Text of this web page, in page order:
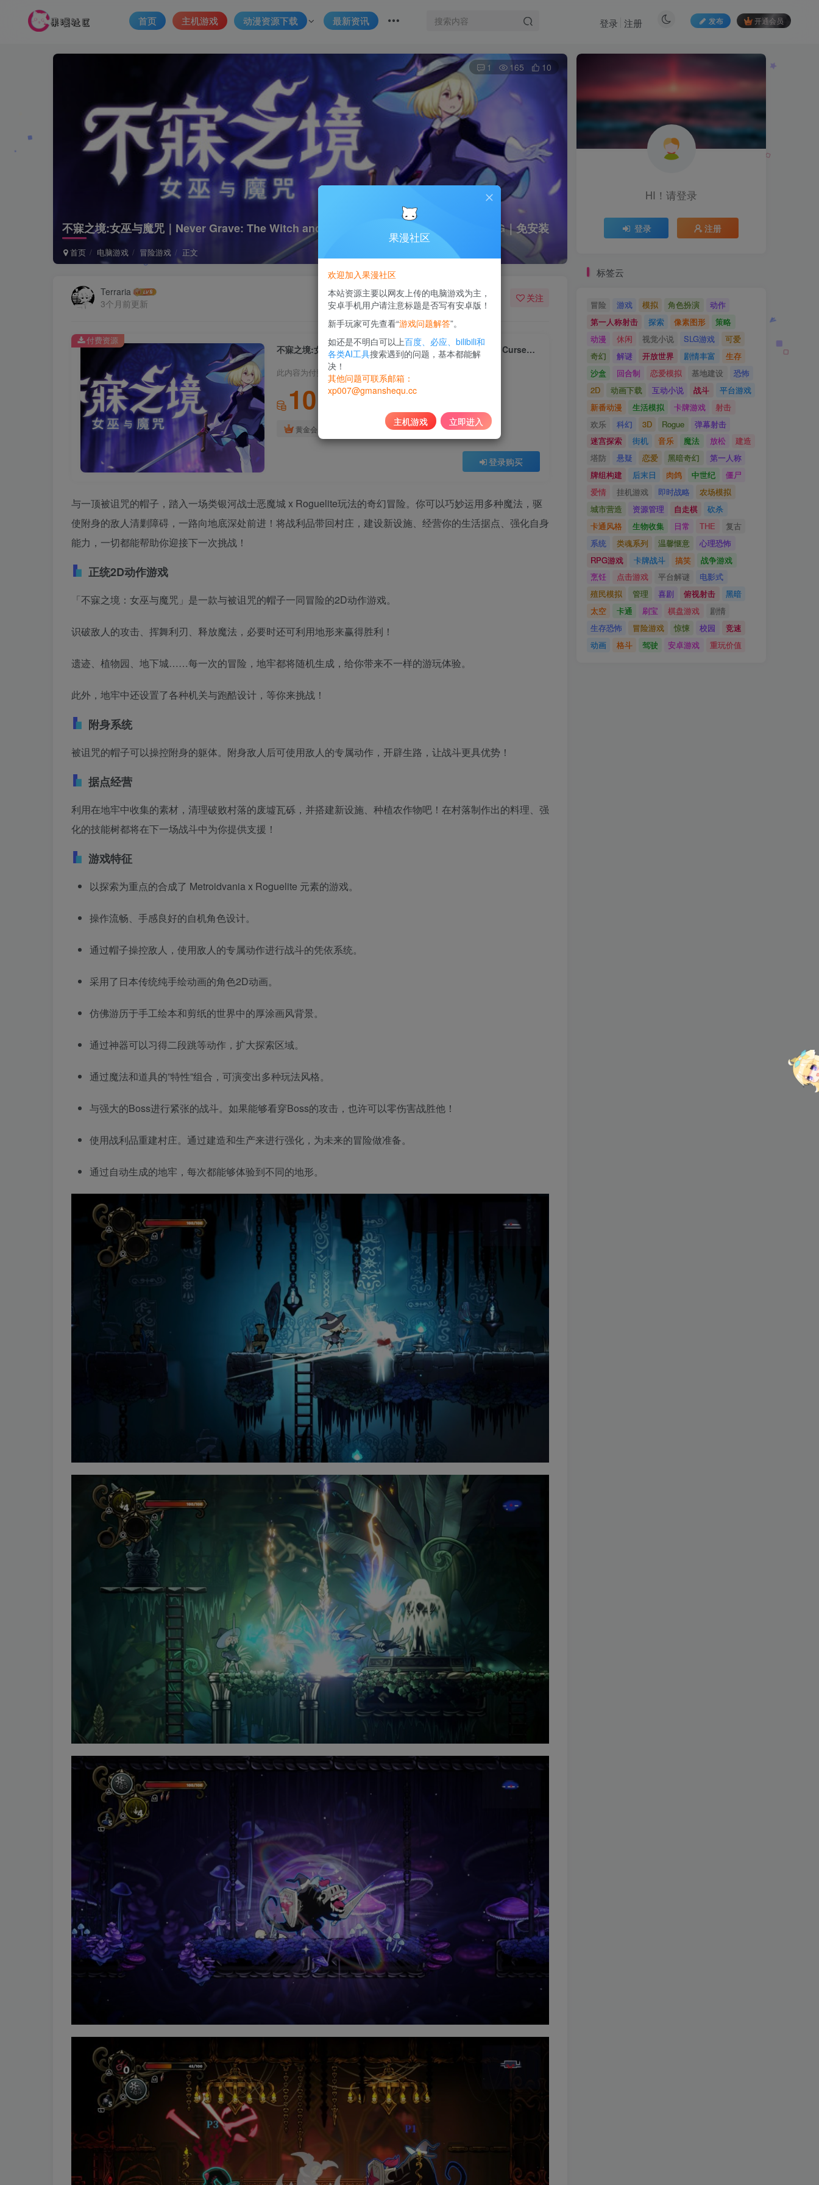
首页 主机游戏 动漫资源下载 最新资讯 发布 开通会员
登录 注册
不寐之境:女巫与魔咒｜Never Grave: The Witch and The Curse｜官方中文-v1.4c｜2.40G｜免安装
首页 电脑游戏 冒险游戏 正文
1 165 10
Terraria
3个月前更新
关注
不寐之境:女巫与魔咒｜Never Grave: The Witch and The Curse｜官方中文-v1.4c｜2.40G｜免安装
此内容为付费资源，请付费后查看
10
黄金会员
登录购买
付费资源
与一顶被诅咒的帽子，踏入一场类银河战士恶魔城 x Roguelite玩法的奇幻冒险。你可以巧妙运用多种魔法，驱
使附身的敌人清剿障碍，一路向地底深处前进！将战利品带回村庄，建设新设施、经营你的生活据点、强化自身
能力，一切都能帮助你迎接下一次挑战！
正统2D动作游戏
「不寐之境：女巫与魔咒」是一款与被诅咒的帽子一同冒险的2D动作游戏。
识破敌人的攻击、挥舞利刃、释放魔法，必要时还可利用地形来赢得胜利！
遗迹、植物园、地下城……每一次的冒险，地牢都将随机生成，给你带来不一样的游玩体验。
此外，地牢中还设置了各种机关与跑酷设计，等你来挑战！
附身系统
被诅咒的帽子可以操控附身的躯体。附身敌人后可使用敌人的专属动作，开辟生路，让战斗更具优势！
据点经营
利用在地牢中收集的素材，清理破败村落的废墟瓦砾，并搭建新设施、种植农作物吧！在村落制作出的料理、强
化的技能树都将在下一场战斗中为你提供支援！
游戏特征
以探索为重点的合成了 Metroidvania x Roguelite 元素的游戏。
操作流畅、手感良好的自机角色设计。
通过帽子操控敌人，使用敌人的专属动作进行战斗的凭依系统。
采用了日本传统纯手绘动画的角色2D动画。
仿佛游历于手工绘本和剪纸的世界中的厚涂画风背景。
通过神器可以习得二段跳等动作，扩大探索区域。
通过魔法和道具的”特性”组合，可演变出多种玩法风格。
与强大的Boss进行紧张的战斗。如果能够看穿Boss的攻击，也许可以零伤害战胜他！
使用战利品重建村庄。通过建造和生产来进行强化，为未来的冒险做准备。
通过自动生成的地牢，每次都能够体验到不同的地形。
HI！请登录
登录 注册
标签云
冒险 游戏 模拟 角色扮演
动作
第一人称射击
探索 像素图形
策略
动漫
休闲 视觉小说 SLG游戏
可爱
奇幻
解谜 开放世界 剧情丰富
生存
沙盒
回合制 恋爱模拟 基地建设
恐怖
2D
动画下载 互动小说 战斗
平台游戏
新番动漫
生活模拟 卡牌游戏
射击
欢乐
科幻 3D Rogue
弹幕射击
迷宫探索
街机 音乐 魔法 放松
建造
塔防
悬疑 恋爱 黑暗奇幻
第一人称
牌组构建
后末日 肉鸽 中世纪
僵尸
爱情
挂机游戏 即时战略
农场模拟
城市营造
资源管理 自走棋
砍杀
卡通风格
生物收集 日常 THE
复古
系统
类魂系列 温馨惬意
心理恐怖
RPG游戏
卡牌战斗 搞笑
战争游戏
烹饪
点击游戏 平台解谜
电影式
殖民模拟
管理 喜剧 俯视射击
黑暗
太空
卡通 刷宝 棋盘游戏
剧情
生存恐怖
冒险游戏 惊悚 校园
竞速
动画
格斗 驾驶 安卓游戏 重玩价值
果漫社区
欢迎加入果漫社区
本站资源主要以网友上传的电脑游戏为主，
安卓手机用户请注意标题是否写有安卓版！
新手玩家可先查看“游戏问题解答”。
如还是不明白可以上百度、必应、bilibili和
各类AI工具搜索遇到的问题，基本都能解
决！
其他问题可联系邮箱：
xp007@gmanshequ.cc
主机游戏 立即进入